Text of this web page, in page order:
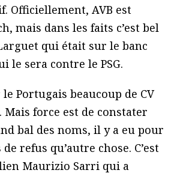
Officiellement, AVB est
mais dans les faits c’est bel
qui était sur le banc
le sera contre le PSG.
Portugais beaucoup de CV
Mais force est de constater
bal des noms, il y a eu pour
refus qu’autre chose. C’est
Maurizio Sarri qui a